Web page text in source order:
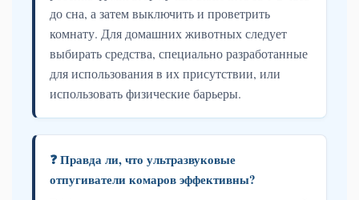
до сна, а затем выключить и проветрить
комнату. Для домашних животных следует
выбирать средства, специально разработанные
для использования в их присутствии, или
использовать физические барьеры.
❓ Правда ли, что ультразвуковые
отпугиватели комаров эффективны?